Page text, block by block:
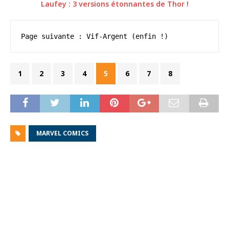
Laufey : 3 versions étonnantes de Thor !
Page suivante : Vif-Argent (enfin !)
1 2 3 4 5 6 7 8
MARVEL COMICS